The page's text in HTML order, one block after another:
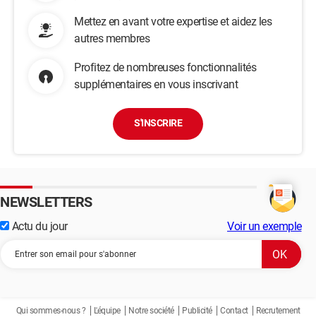
Mettez en avant votre expertise et aidez les
autres membres
Profitez de nombreuses fonctionnalités
supplémentaires en vous inscrivant
S'INSCRIRE
NEWSLETTERS
Actu du jour Voir un exemple
Qui sommes-nous ? L'équipe Notre société Publicité Contact Recrutement